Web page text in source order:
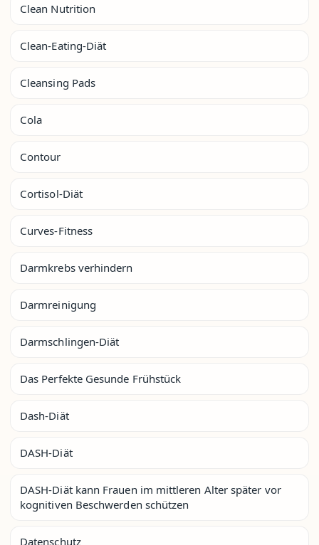
Clean Nutrition
Clean-Eating-Diät
Cleansing Pads
Cola
Contour
Cortisol-Diät
Curves-Fitness
Darmkrebs verhindern
Darmreinigung
Darmschlingen-Diät
Das Perfekte Gesunde Frühstück
Dash-Diät
DASH-Diät
DASH-Diät kann Frauen im mittleren Alter später vor
kognitiven Beschwerden schützen
Datenschutz